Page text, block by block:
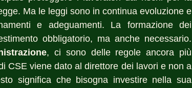
Ma le leggi sono in continua evoluzione e
e adeguamenti. La formazione dei
obbligatorio, ma anche necessario.
, ci sono delle regole ancora più
CSE viene dato al direttore dei lavori e non a
significa che bisogna investire nella sua